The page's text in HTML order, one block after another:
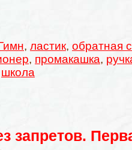
, ластик, обратная
, промакашка,
школа
запретов.